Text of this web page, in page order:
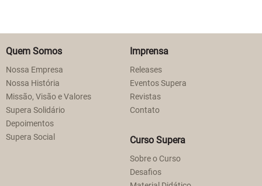
Quem Somos
Nossa Empresa
Nossa História
Missão, Visão e Valores
Supera Solidário
Depoimentos
Supera Social
Imprensa
Releases
Eventos Supera
Revistas
Contato
Curso Supera
Sobre o Curso
Desafios